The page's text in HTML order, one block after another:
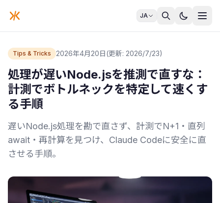
JA
Tips & Tricks 2026年4月20日(更新: 2026/7/23)
処理が遅いNode.jsを推測で直すな：
計測でボトルネックを特定して速くす
る手順
遅いNode.js処理を勘で直さず、計測でN+1・直列
await・再計算を見つけ、Claude Codeに安全に直
させる手順。